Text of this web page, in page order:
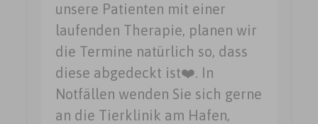
unsere Patienten mit einer
laufenden Therapie, planen wir
die Termine natürlich so, dass
diese abgedeckt ist❤️. In
Notfällen wenden Sie sich gerne
an die Tierklinik am Hafen,